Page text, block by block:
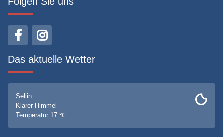
Das aktuelle Wetter
Sellin
Klarer Himmel
Temperatur 17 ℃